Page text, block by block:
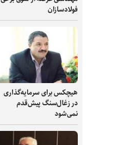
فولادسازان
هیچکس برای سرمایه‌گذاری
در زغال‌سنگ پیش‌قدم
نمی‌شود